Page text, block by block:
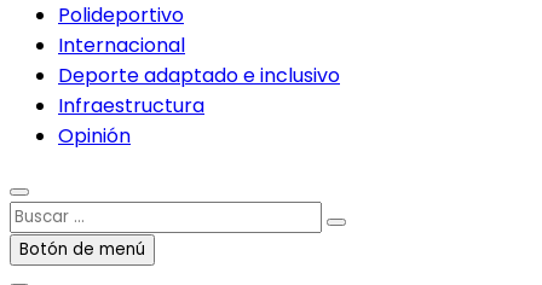
Polideportivo
Internacional
Deporte adaptado e inclusivo
Infraestructura
Opinión
Buscar
…Botón de menú